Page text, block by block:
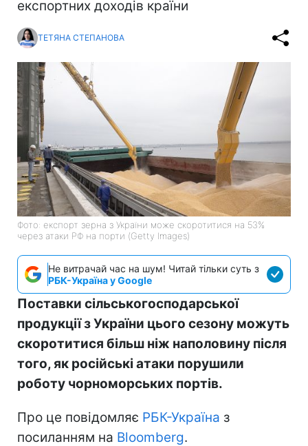
експортних доходів країни
ТЕТЯНА СТЕПАНОВА
Фото: експорт зерна з України може скоротитися на 53%
через атаки РФ на порти (Getty Images)
Не витрачай час на шум! Читай тільки суть з
РБК-Україна у Google
Поставки сільськогосподарської
продукції з України цього сезону можуть
скоротитися більш ніж наполовину після
того, як російські атаки порушили
роботу чорноморських портів.
Про це повідомляє РБК-Україна з
посиланням на Bloomberg.